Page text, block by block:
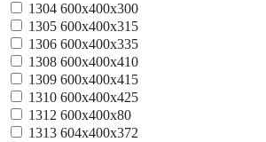
1304 600х400х300
1305 600х400х315
1306 600х400х335
1308 600х400х410
1309 600х400х415
1310 600х400х425
1312 600х400х80
1313 604x400x372